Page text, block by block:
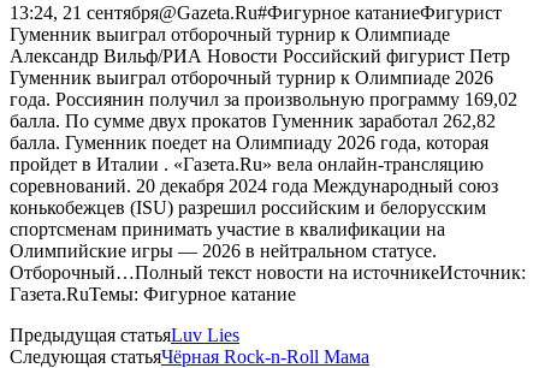
13:24, 21 сентября@Gazeta.Ru#Фигурное катаниеФигурист
Гуменник выиграл отборочный турнир к Олимпиаде
Александр Вильф/РИА Новости Российский фигурист Петр
Гуменник выиграл отборочный турнир к Олимпиаде 2026
года. Россиянин получил за произвольную программу 169,02
балла. По сумме двух прокатов Гуменник заработал 262,82
балла. Гуменник поедет на Олимпиаду 2026 года, которая
пройдет в Италии . «Газета.Ru» вела онлайн-трансляцию
соревнований. 20 декабря 2024 года Международный союз
конькобежцев (ISU) разрешил российским и белорусским
спортсменам принимать участие в квалификации на
Олимпийские игры — 2026 в нейтральном статусе.
Отборочный…Полный текст новости на источникеИсточник:
Газета.RuТемы: Фигурное катание
Предыдущая статьяLuv Lies
Следующая статьяЧёрная Rock-n-Roll Мама